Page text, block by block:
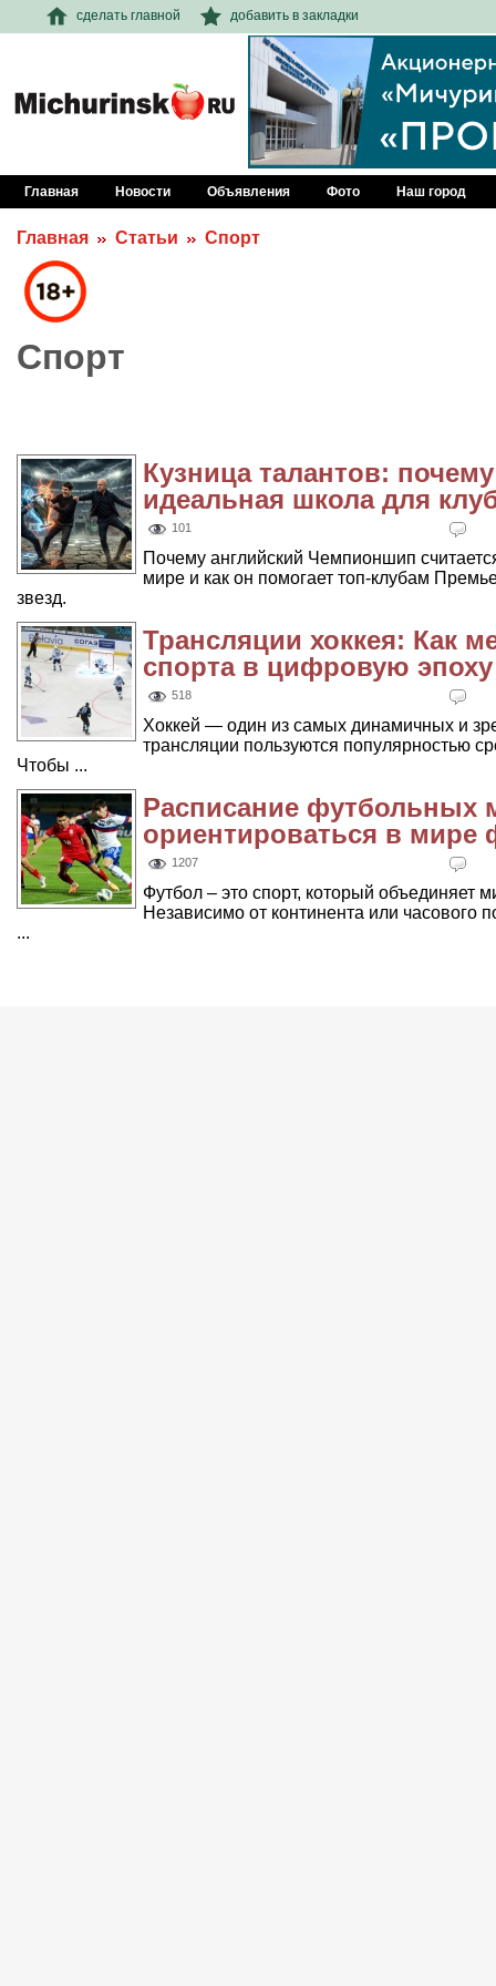
сделать главной добавить в закладки
Главная Новости Объявления Фото Наш город
Главная Статьи Спорт
Спорт
Кузница талантов:
идеальная школа для
101
Почему английский Чемпионшип
мире и как он помогает топ-клубам
звезд.
Трансляции хоккея: Как
спорта в цифровую эпоху
518
Хоккей — один из самых динамичных и
трансляции пользуются популярностью
Чтобы ...
Расписание футбольных
ориентироваться в мире
1207
Футбол – это спорт, который объединяет
Независимо от континента или часового
...